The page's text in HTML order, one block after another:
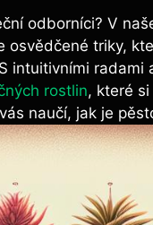
odborníci? V
osvědčené triky,
intuitivními radami
rostlin, které
naučí, jak je